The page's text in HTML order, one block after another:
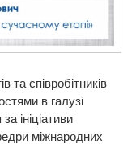
та співробітників
в галузі
ініціативи
міжнародних